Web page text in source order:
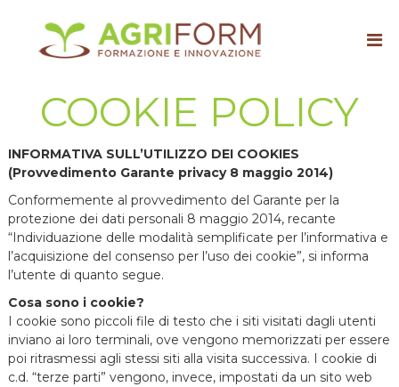
f
o
m
e
n
n
o
v
o
n
e
COOKIE POLICY
INFORMATIVA SULL’UTILIZZO DEI COOKIES
(Provvedimento Garante privacy 8 maggio 2014)
Conformemente al provvedimento del Garante per la
protezione dei dati personali 8 maggio 2014, recante
“Individuazione delle modalità semplificate per l’informativa e
l’acquisizione del consenso per l’uso dei cookie”, si informa
l’utente di quanto segue.
Cosa sono i cookie?
I cookie sono piccoli file di testo che i siti visitati dagli utenti
inviano ai loro terminali, ove vengono memorizzati per essere
poi ritrasmessi agli stessi siti alla visita successiva. I cookie di
c.d. “terze parti” vengono, invece, impostati da un sito web